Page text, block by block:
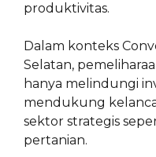
produktivitas.
Dalam konteks
Selatan,
hanya melindungi
mendukung
sektor strategis
pertanian.